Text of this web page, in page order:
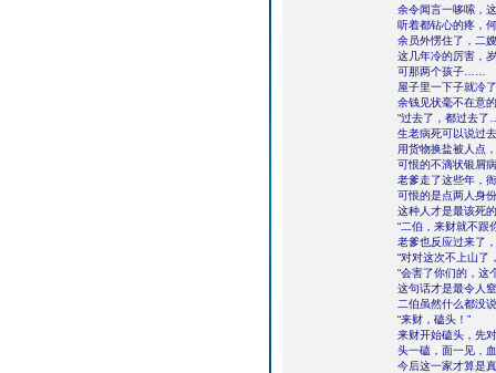
余令闻言一哆嗦，
听着都钻心的疼，
余员外愣住了，二
这几年冷的厉害，
可那两个孩子……
屋子里一下子就冷
余钱见状毫不在意
“过去了，都过去
生老病死可以说过
用货物换盐被人点
可恨的不滴状银屑
老爹走了这些年，
可恨的是点两人身
这种人才是最该死
“二伯，来财就不跟
老爹也反应过来了
“对对这次不上山了
“会害了你们的，这
这句话才是最令人
二伯虽然什么都没
“来财，磕头！”
来财开始磕头，先
头一磕，面一见，
今后这一家才算是